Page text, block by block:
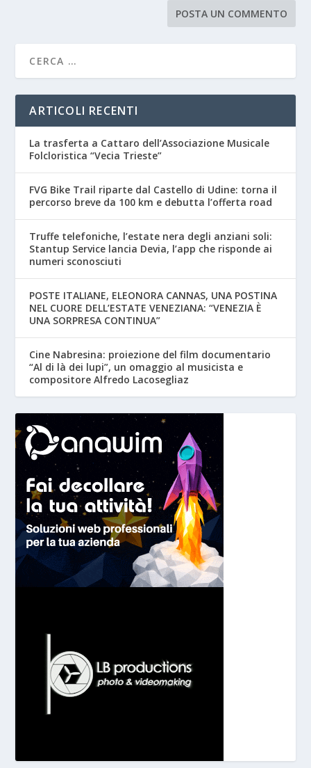
ARTICOLI RECENTI
La trasferta a Cattaro dell’Associazione Musicale
Folcloristica “Vecia Trieste”
FVG Bike Trail riparte dal Castello di Udine: torna il
percorso breve da 100 km e debutta l’offerta road
Truffe telefoniche, l’estate nera degli anziani soli:
Stantup Service lancia Devia, l’app che risponde ai
numeri sconosciuti
POSTE ITALIANE, ELEONORA CANNAS, UNA POSTINA
NEL CUORE DELL’ESTATE VENEZIANA: “VENEZIA È
UNA SORPRESA CONTINUA”
Cine Nabresina: proiezione del film documentario
“Al di là dei lupi”, un omaggio al musicista e
compositore Alfredo Lacosegliaz